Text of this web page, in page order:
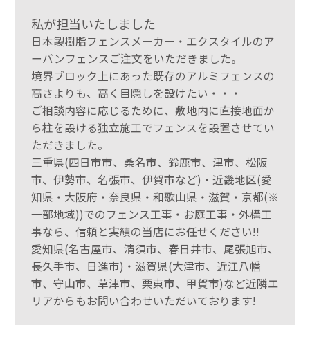
私が担当いたしました
日本製樹脂フェンスメーカー・エクスタイルのア
ーバンフェンスご注文をいただきました。
境界ブロック上にあった既存のアルミフェンスの
高さよりも、高く目隠しを設けたい・・・
ご相談内容に応じるために、敷地内に直接地面か
ら柱を設ける独立施工でフェンスを設置させてい
ただきました。
三重県(四日市市、桑名市、鈴鹿市、津市、松阪
市、伊勢市、名張市、伊賀市など)・近畿地区(愛
知県・大阪府・奈良県・和歌山県・滋賀・京都(※
一部地域))でのフェンス工事・お庭工事・外構工
事なら、信頼と実績の当店にお任せください!!
愛知県(名古屋市、清須市、春日井市、尾張旭市、
長久手市、日進市)・滋賀県(大津市、近江八幡
市、守山市、草津市、栗東市、甲賀市)など近隣エ
リアからもお問い合わせいただいております!